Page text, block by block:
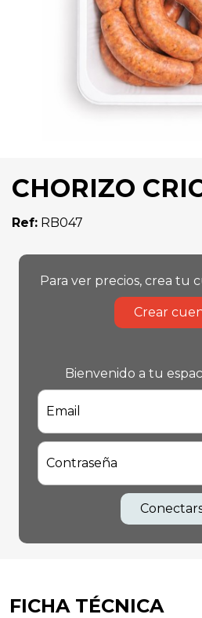
CHORIZO
Ref: RB047
Para ver precios, crea tu
Crear
Bienvenido a tu
Email
Contraseña
FICHA TÉCNICA